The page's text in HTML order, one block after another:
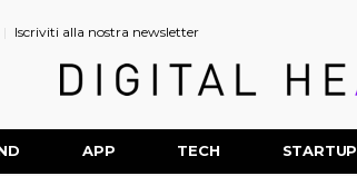
Iscriviti alla nostra newsletter
APP TECH STARTUP